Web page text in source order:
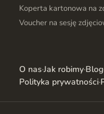
Koperta kartonowa na
Voucher na sesję
O nas·Jak robimy·Blog
Polityka prywatności·